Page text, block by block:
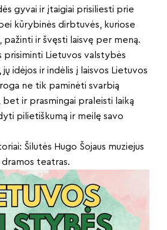
gyvai ir įtaigiai prisiliesti prie
kūrybinės dirbtuvės, kuriose
pažinti ir švęsti laisvę per meną.
prisiminti Lietuvos valstybės
jų idėjos ir indėlis į laisvos Lietuvos
ne tik paminėti svarbią
ir prasmingai praleisti laiką
pilietiškumą ir meilę savo
Šilutės Hugo Šojaus muziejus
dramos teatras.